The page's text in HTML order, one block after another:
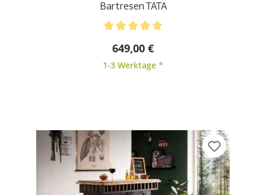
Bartresen TATA
649,00 €
1-3 Werktage *